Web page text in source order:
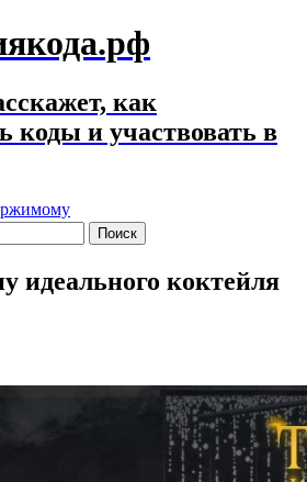
как
коды и участвовать в
идеального коктейля